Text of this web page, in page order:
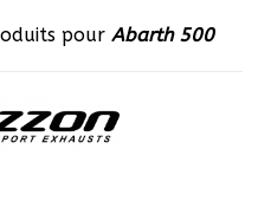
pour Abarth 500